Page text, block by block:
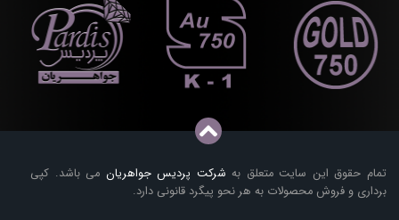
تمام حقوق این سایت متعلق به شرکت پردیس جواهریان می باشد. کپی
برداری و فروش محصولات به هر نحو پیگرد قانونی دارد.